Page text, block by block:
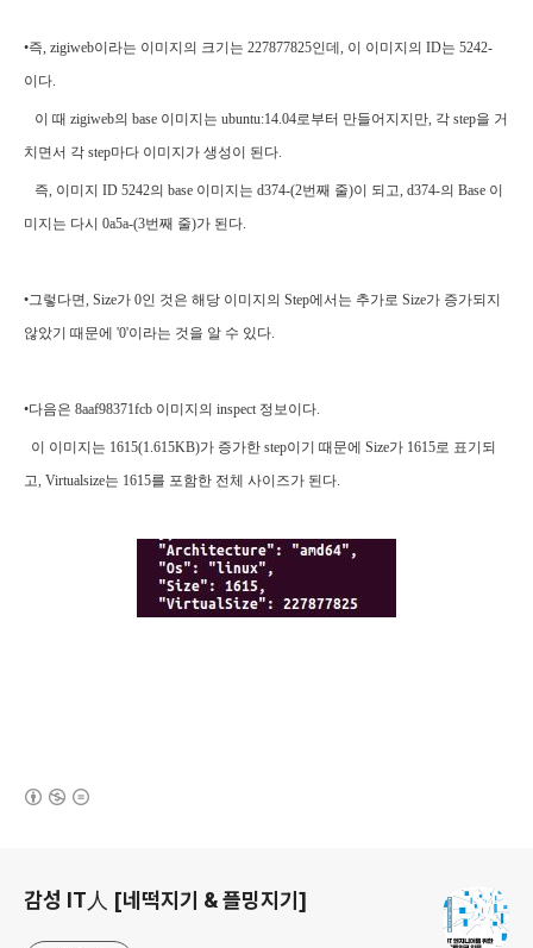
•즉, zigiweb이라는 이미지의 크기는 227877825인데, 이 이미지의 ID는 5242-
이다.
이 때 zigiweb의 base 이미지는 ubuntu:14.04로부터 만들어지지만, 각 step을 거
치면서 각 step마다 이미지가 생성이 된다.
즉, 이미지 ID 5242의 base 이미지는 d374-(2번째 줄)이 되고, d374-의 Base 이
미지는 다시 0a5a-(3번째 줄)가 된다.
•그렇다면, Size가 0인 것은 해당 이미지의 Step에서는 추가로 Size가 증가되지
않았기 때문에 '0'이라는 것을 알 수 있다.
•다음은 8aaf98371fcb 이미지의 inspect 정보이다.
이 이미지는 1615(1.615KB)가 증가한 step이기 때문에 Size가 1615로 표기되
고, Virtualsize는 1615를 포함한 전체 사이즈가 된다.
감성 IT人 [네떡지기 & 플밍지기]